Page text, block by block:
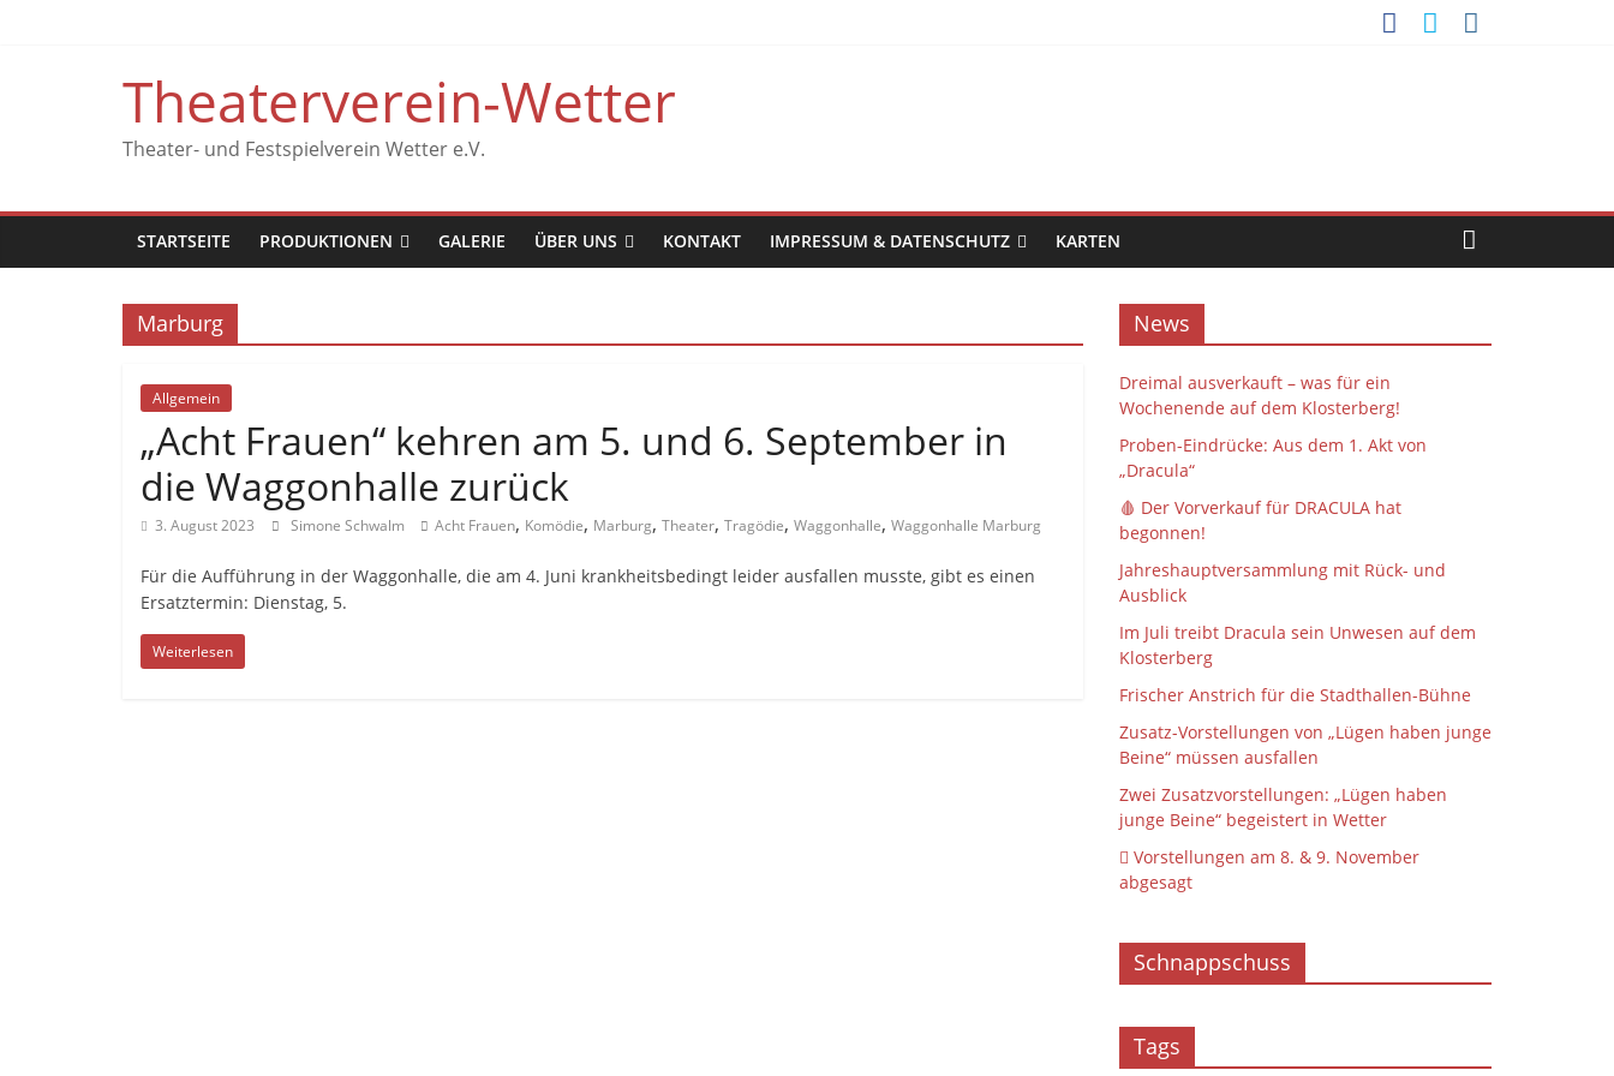
Theaterverein-Wetter
Theater- und Festspielverein Wetter e.V.
STARTSEITE PRODUKTIONEN GALERIE ÜBER UNS KONTAKT IMPRESSUM & DATENSCHUTZ KARTEN
Marburg
Allgemein
„Acht Frauen“ kehren am 5. und 6. September in
die Waggonhalle zurück
3. August 2023 Simone Schwalm Acht Frauen, Komödie, Marburg, Theater, Tragödie, Waggonhalle, Waggonhalle Marburg
Für die Aufführung in der Waggonhalle, die am 4. Juni krankheitsbedingt leider ausfallen musste, gibt es einen
Ersatztermin: Dienstag, 5.
Weiterlesen
News
Dreimal ausverkauft – was für ein
Wochenende auf dem Klosterberg!
Proben-Eindrücke: Aus dem 1. Akt von
„Dracula“
🩸 Der Vorverkauf für DRACULA hat
begonnen!
Jahreshauptversammlung mit Rück- und
Ausblick
Im Juli treibt Dracula sein Unwesen auf dem
Klosterberg
Frischer Anstrich für die Stadthallen-Bühne
Zusatz-Vorstellungen von „Lügen haben junge
Beine“ müssen ausfallen
Zwei Zusatzvorstellungen: „Lügen haben
junge Beine“ begeistert in Wetter
 Vorstellungen am 8. & 9. November
abgesagt
Schnappschuss
Tags